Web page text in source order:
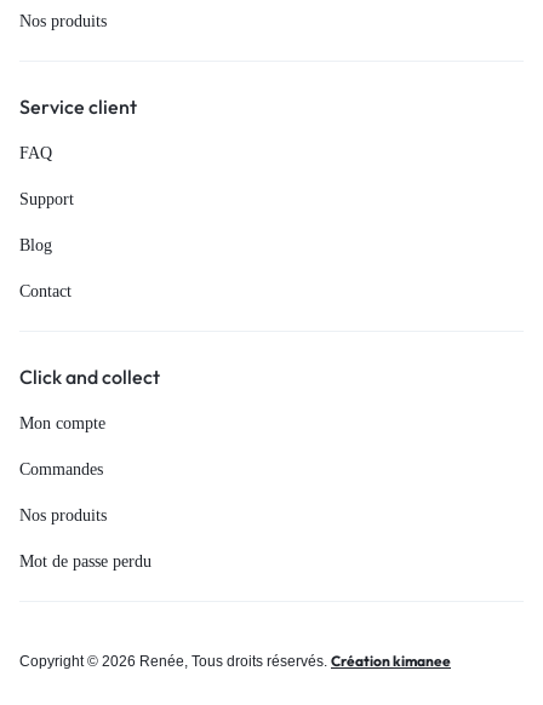
Nos produits
Service client
FAQ
Support
Blog
Contact
Click and collect
Mon compte
Commandes
Nos produits
Mot de passe perdu
Copyright © 2026 Renée, Tous droits réservés. Création kimanee